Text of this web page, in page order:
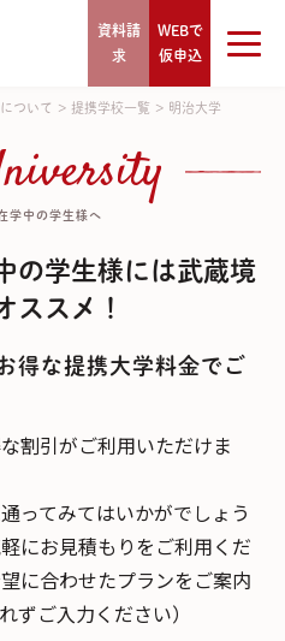
資料請
求
WEBで
仮申込
ついて > 提携学校一覧 > 明治大学
学中の学生様へ
の学生様には武蔵境
ススメ！
得な提携大学料金でご
割引がご利用いただけま
ってみてはいかがでしょう
にお見積もりをご利用くだ
に合わせたプランをご案内
ずご入力ください）